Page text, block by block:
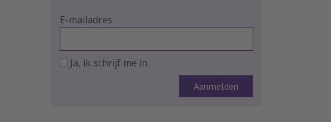
E-mailadres
Ja, ik schrijf me in